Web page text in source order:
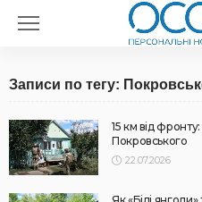
Записи по тегу:
15 км від
Покровського
22.07.2026